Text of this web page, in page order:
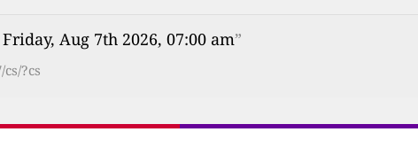
Aug 7th 2026, 07:00 am”
?cs